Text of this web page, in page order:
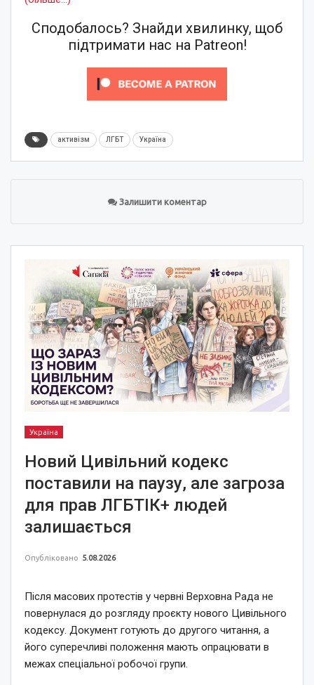
Сподобалось? Знайди хвилинку, щоб
підтримати нас на Patreon!
активізм ЛГБТ Україна
Залишити коментар
Україна
Новий Цивільний кодекс
поставили на паузу, але загроза
для прав ЛГБТІК+ людей
залишається
Опубліковано 5.08.2026
Після масових протестів у червні Верховна Рада не
повернулася до розгляду проєкту нового Цивільного
кодексу. Документ готують до другого читання, а
його суперечливі положення мають опрацювати в
межах спеціальної робочої групи.